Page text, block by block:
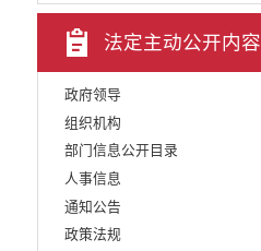
法定主动公开内容
政府领导
组织机构
部门信息公开目录
人事信息
通知公告
政策法规